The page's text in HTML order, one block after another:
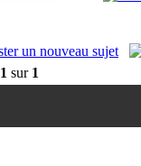
1 sur 1